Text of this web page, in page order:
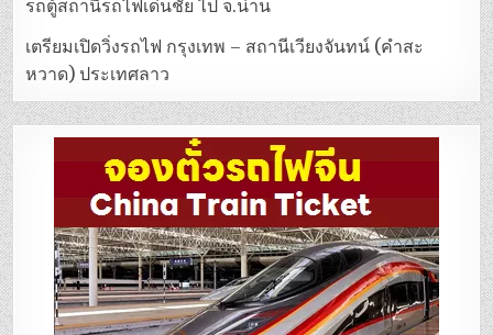
รถตู้สถานีรถไฟเด่นชัย ไป จ.น่าน
เตรียมเปิดวิ่งรถไฟ กรุงเทพ – สถานีเวียงจันทน์ (คำสะ
หวาด) ประเทศลาว